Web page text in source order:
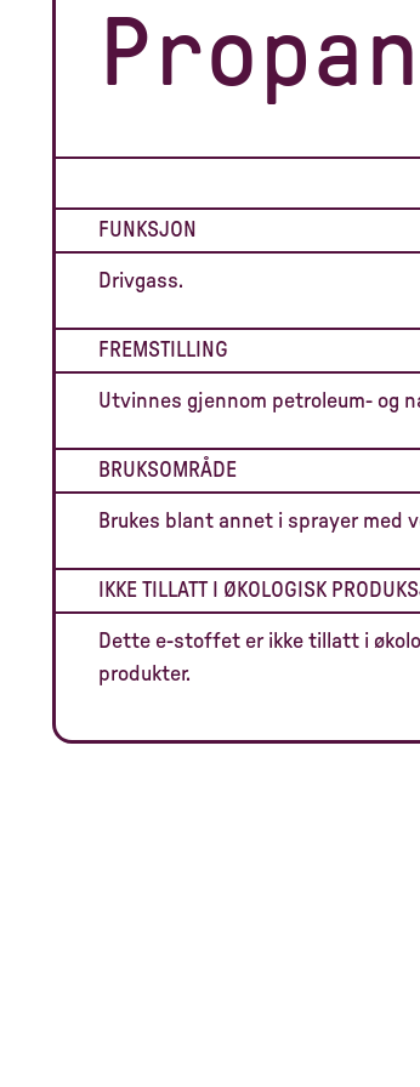
Propan
FUNKSJON
Drivgass.
FREMSTILLING
Utvinnes gjennom petroleum- og
BRUKSOMRÅDE
Brukes blant annet i sprayer med
IKKE TILLATT I ØKOLOGISK
Dette e-stoffet er ikke tillatt i
produkter.